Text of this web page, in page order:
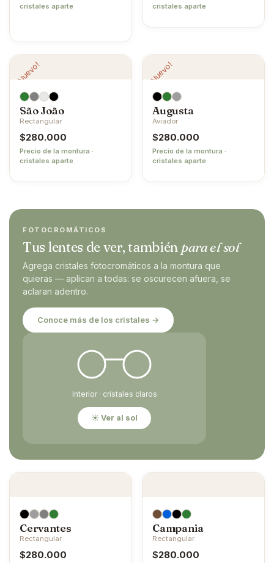
cristales aparte
cristales aparte
¡Nuevo!
São João
Rectangular
$280.000
Precio de la montura ·
cristales aparte
¡Nuevo!
Augusta
Aviador
$280.000
Precio de la montura ·
cristales aparte
FOTOCROMÁTICOS
Tus lentes de ver, también para el sol
Agrega cristales fotocromáticos a la montura que
quieras — aplican a todas: se oscurecen afuera, se
aclaran adentro.
Conoce más de los cristales →
Interior · cristales claros
☀ Ver al sol
Cervantes
Rectangular
$280.000
Campania
Rectangular
$280.000